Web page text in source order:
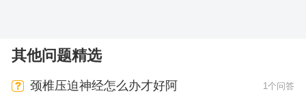
其他问题精选
颈椎压迫神经怎么办才好阿 1个问答